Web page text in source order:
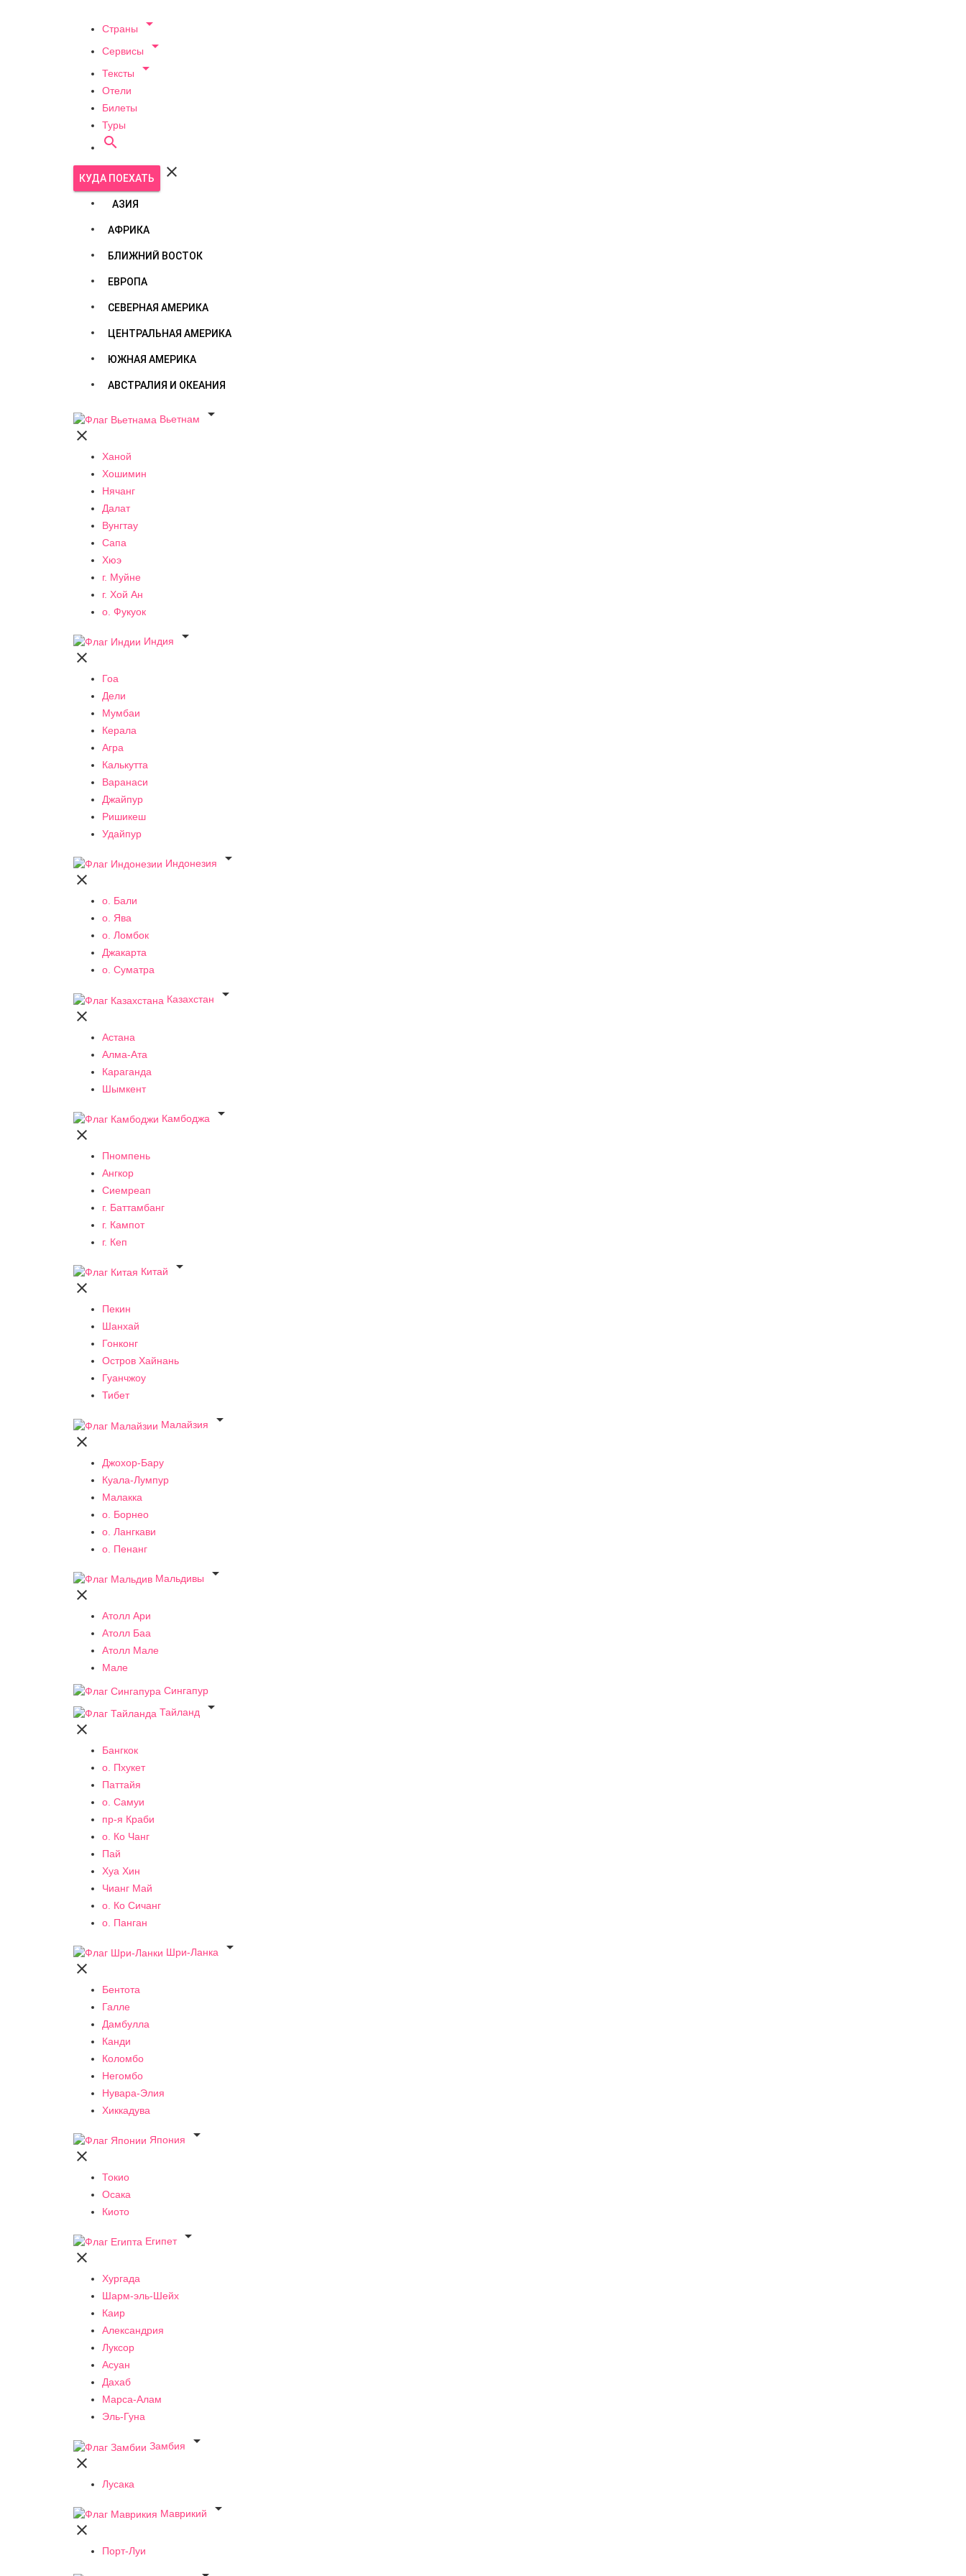
Страны 
Сервисы 
Тексты 
Отели
Билеты
Туры

КУДА ПОЕХАТЬ 
АЗИЯ
АФРИКА
БЛИЖНИЙ ВОСТОК
ЕВРОПА
СЕВЕРНАЯ АМЕРИКА
ЦЕНТРАЛЬНАЯ АМЕРИКА
ЮЖНАЯ АМЕРИКА
АВСТРАЛИЯ И ОКЕАНИЯ
Вьетнам


Ханой
Хошимин
Нячанг
Далат
Вунгтау
Сапа
Хюэ
г. Муйне
г. Хой Ан
о. Фукуок
Индия


Гоа
Дели
Мумбаи
Керала
Агра
Калькутта
Варанаси
Джайпур
Ришикеш
Удайпур
Индонезия


о. Бали
о. Ява
о. Ломбок
Джакарта
о. Суматра
Казахстан


Астана
Алма-Ата
Караганда
Шымкент
Камбоджа


Пномпень
Ангкор
Сиемреап
г. Баттамбанг
г. Кампот
г. Кеп
Китай


Пекин
Шанхай
Гонконг
Остров Хайнань
Гуанчжоу
Тибет
Малайзия


Джохор-Бару
Куала-Лумпур
Малакка
о. Борнео
о. Лангкави
о. Пенанг
Мальдивы


Атолл Ари
Атолл Баа
Атолл Мале
Мале
Сингапур
Тайланд


Бангкок
о. Пхукет
Паттайя
о. Самуи
пр-я Краби
о. Ко Чанг
Пай
Хуа Хин
Чианг Май
о. Ко Сичанг
о. Панган
Шри-Ланка


Бентота
Галле
Дамбулла
Канди
Коломбо
Негомбо
Нувара-Элия
Хиккадува
Япония


Токио
Осака
Киото
Египет


Хургада
Шарм-эль-Шейх
Каир
Александрия
Луксор
Асуан
Дахаб
Марса-Алам
Эль-Гуна
Замбия


Лусака
Маврикий


Порт-Луи